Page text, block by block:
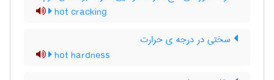
hot cracking
سختی در درجه ی حرارت
hot hardness